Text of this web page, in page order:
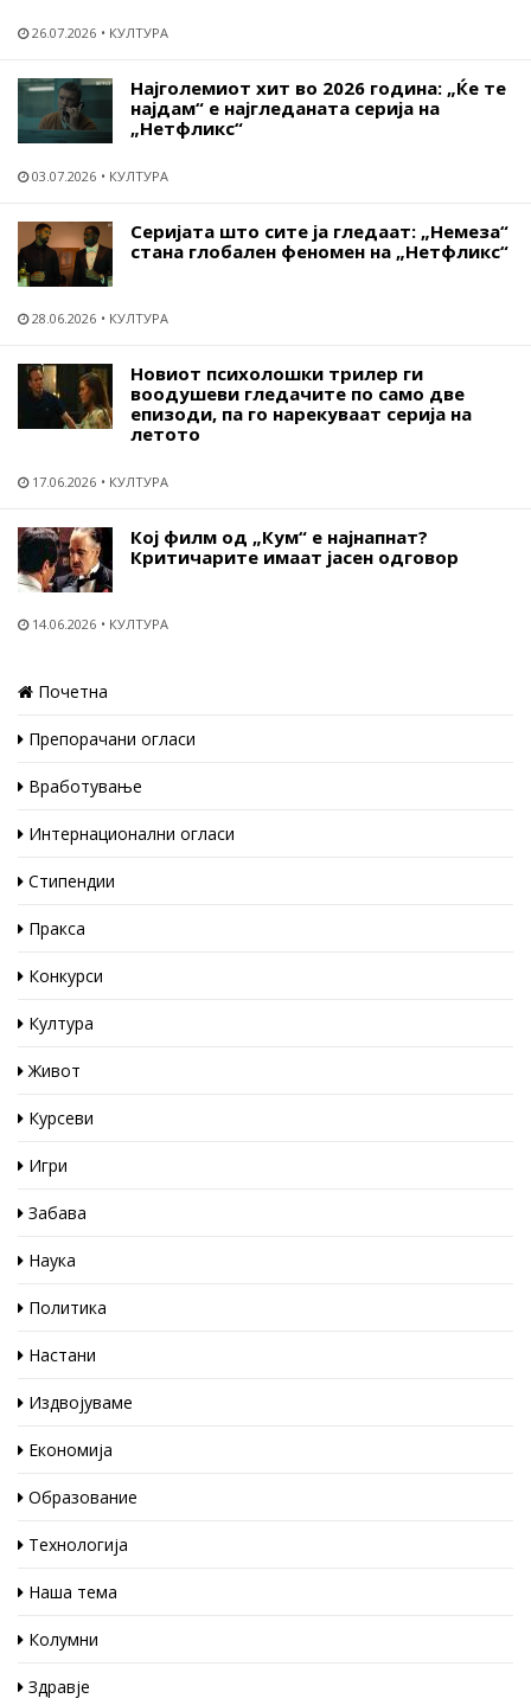
26.07.2026 КУЛТУРА
Најголемиот хит во 2026 година: „Ќе те
најдам“ е најгледаната серија на
„Нетфликс“
03.07.2026 КУЛТУРА
Серијата што сите ја гледаат: „Немеза“
стана глобален феномен на „Нетфликс“
28.06.2026 КУЛТУРА
Новиот психолошки трилер ги
воодушеви гледачите по само две
епизоди, па го нарекуваат серија на
летото
17.06.2026 КУЛТУРА
Кој филм од „Кум“ е најнапнат?
Критичарите имаат јасен одговор
14.06.2026 КУЛТУРА
Почетна
Препорачани огласи
Вработување
Интернационални огласи
Стипендии
Пракса
Конкурси
Култура
Живот
Курсеви
Игри
Забава
Наука
Политика
Настани
Издвојуваме
Економија
Образование
Технологија
Наша тема
Колумни
Здравје